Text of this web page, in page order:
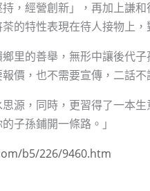
，經營創新」，再加上謙
的特性表現在待人接物上，
里的善舉，無形中讓後代
價，也不需要宣傳，二話不
源，同時，更習得了一本
子孫鋪開一條路。」
b5/226/9460.htm